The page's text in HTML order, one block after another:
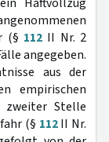
(§ 112II Nr. 2
angegeben.
aus der
empirischen
zweiter Stelle
(§ 112II Nr.